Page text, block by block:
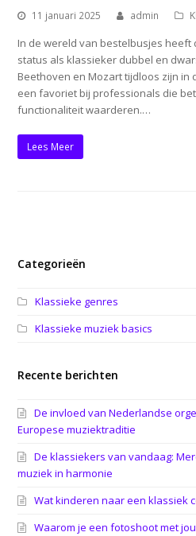
11 januari 2025 admin
In de wereld van bestelbusjes heeft
status als klassieker dubbel en
Beethoven en Mozart tijdloos zijn in
een favoriet bij professionals die
functionaliteit waarderen.…
Lees Meer
Categorieën
Klassieke genres
Klassieke muziek basics
Recente berichten
De invloed van Nederlandse
Europese muziektraditie
De klassiekers van vandaag:
muziek in harmonie
Wat kinderen naar een klassiek
Waarom je een fotoshoot met